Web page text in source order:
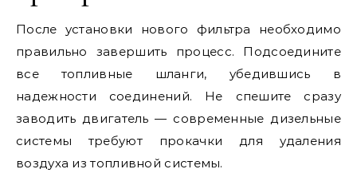
После установки нового фильтра необходимо
правильно завершить процесс. Подсоедините
все топливные шланги, убедившись в
надежности соединений. Не спешите сразу
заводить двигатель — современные дизельные
системы требуют прокачки для удаления
воздуха из топливной системы.